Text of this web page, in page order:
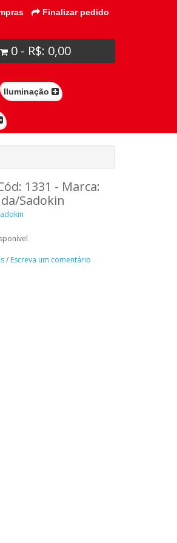
Finalizar pedido
0 - R$: 0,00
Iluminação
1331 - Marca:
Sadokin
/ Escreva um comentário